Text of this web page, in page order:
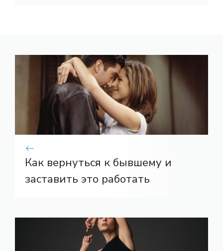
Как вернуться к бывшему и
заставить это работать